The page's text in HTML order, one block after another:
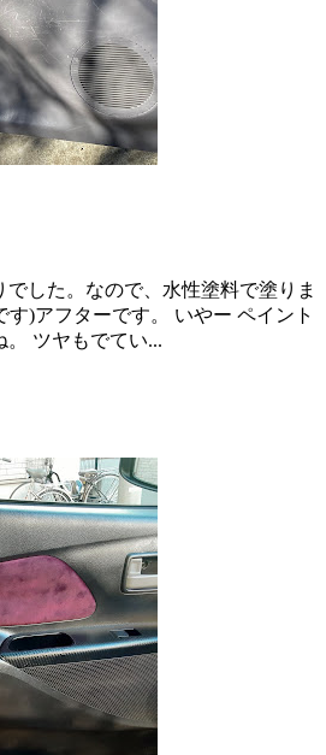
した。なので、水性塗料で塗りま
す)アフターです。 いやー ペイント
ツヤもでてい...